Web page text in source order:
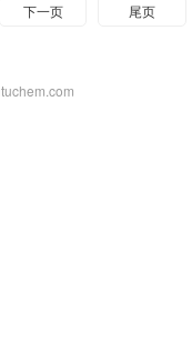
下一页 尾页